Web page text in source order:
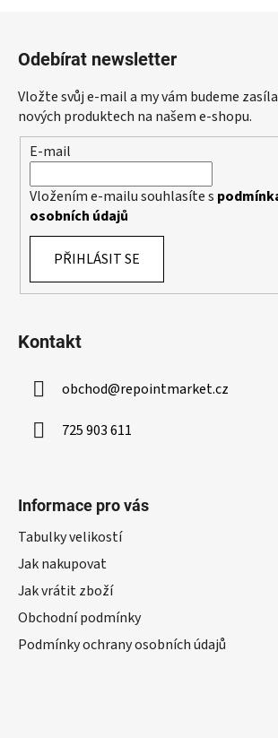
Odebírat newsletter
Vložte svůj e-mail a my vám budeme
nových produktech na našem e-shopu.
E-mail
Vložením e-mailu souhlasíte s
osobních údajů
PŘIHLÁSIT SE
Kontakt
obchod@repointmarket.cz
725 903 611
Informace pro vás
Tabulky velikostí
Jak nakupovat
Jak vrátit zboží
Obchodní podmínky
Podmínky ochrany osobních údajů